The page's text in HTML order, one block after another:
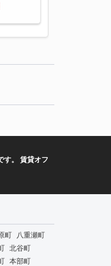
す。 賃貸オフ
町 八重瀬町
北谷町
本部町